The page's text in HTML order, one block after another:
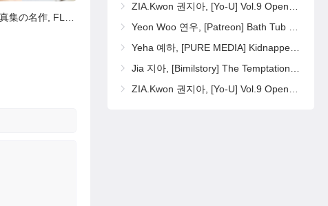
FLASHデジタル写真集の名作, FLASH 2025.07.15 (フラッシュ 2025年7月15日号)
ZIA.Kwon 권지아, [Yo-U] Vol.9 Open Set.01
Yeon Woo 연우, [Patreon] Bath Tub Set.03
Yeha 예하, [PURE MEDIA] Kidnapped Basement Office Girl Set.02
Jia 지아, [Bimilstory] The Temptation of Black Qipao Set.02
ZIA.Kwon 권지아, [Yo-U] Vol.9 Open Set.02